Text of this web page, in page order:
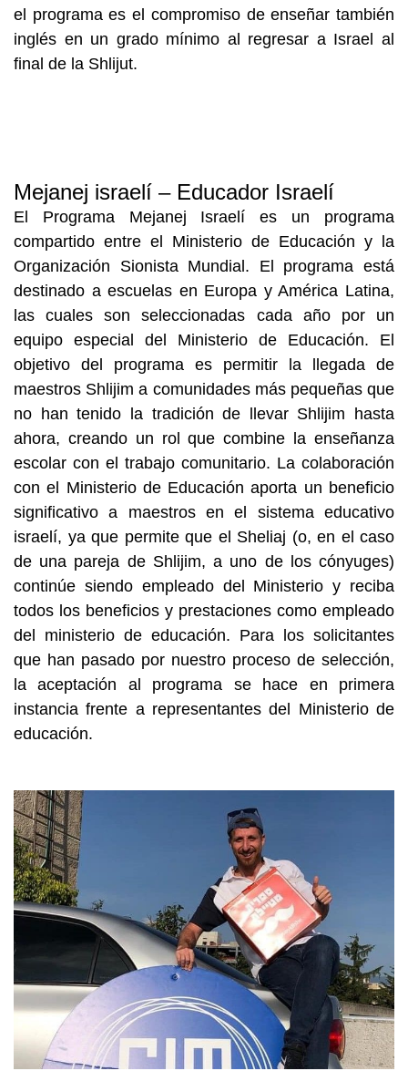
el programa es el compromiso de enseñar también
inglés en un grado mínimo al regresar a Israel al
final de la Shlijut.
Mejanej israelí – Educador Israelí
El Programa Mejanej Israelí es un programa
compartido entre el Ministerio de Educación y la
Organización Sionista Mundial. El programa está
destinado a escuelas en Europa y América Latina,
las cuales son seleccionadas cada año por un
equipo especial del Ministerio de Educación. El
objetivo del programa es permitir la llegada de
maestros Shlijim a comunidades más pequeñas que
no han tenido la tradición de llevar Shlijim hasta
ahora, creando un rol que combine la enseñanza
escolar con el trabajo comunitario. La colaboración
con el Ministerio de Educación aporta un beneficio
significativo a maestros en el sistema educativo
israelí, ya que permite que el Sheliaj (o, en el caso
de una pareja de Shlijim, a uno de los cónyuges)
continúe siendo empleado del Ministerio y reciba
todos los beneficios y prestaciones como empleado
del ministerio de educación. Para los solicitantes
que han pasado por nuestro proceso de selección,
la aceptación al programa se hace en primera
instancia frente a representantes del Ministerio de
educación.